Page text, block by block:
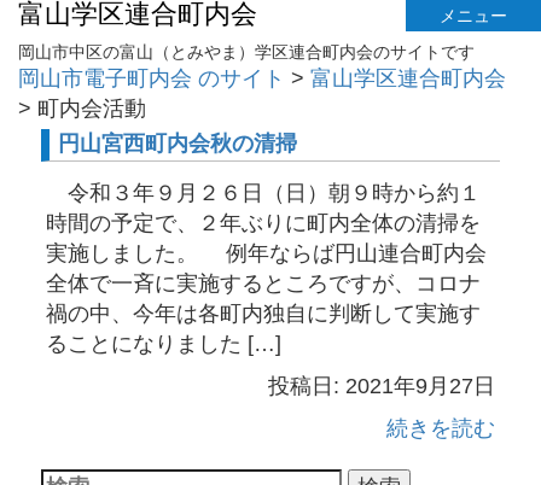
富山学区連合町内会
メニュー
岡山市中区の富山（とみやま）学区連合町内会のサイトです
岡山市電子町内会 のサイト > 富山学区連合町内会
> 町内会活動
円山宮西町内会秋の清掃
令和３年９月２６日（日）朝９時から約１
時間の予定で、２年ぶりに町内全体の清掃を
実施しました。 例年ならば円山連合町内会
全体で一斉に実施するところですが、コロナ
禍の中、今年は各町内独自に判断して実施す
ることになりました […]
投稿日: 2021年9月27日
続きを読む